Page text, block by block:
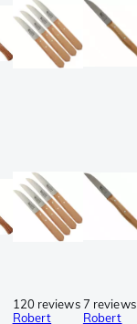
120 reviews
Robert
7 reviews
Robert